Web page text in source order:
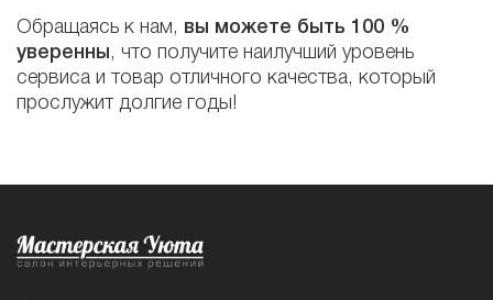
Обращаясь к нам, вы можете быть 100 %
уверенны, что получите наилучший уровень
сервиса и товар отличного качества, который
прослужит долгие годы!